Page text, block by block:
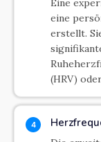
Eine
eine
erstellt.
(HRV)
4